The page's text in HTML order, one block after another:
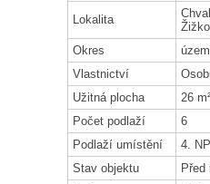
Lokalita
Okres
Vlastnictví
Užitná plocha
26 m²
Počet podlaží
6
Podlaží umístění
4. NP
Stav objektu